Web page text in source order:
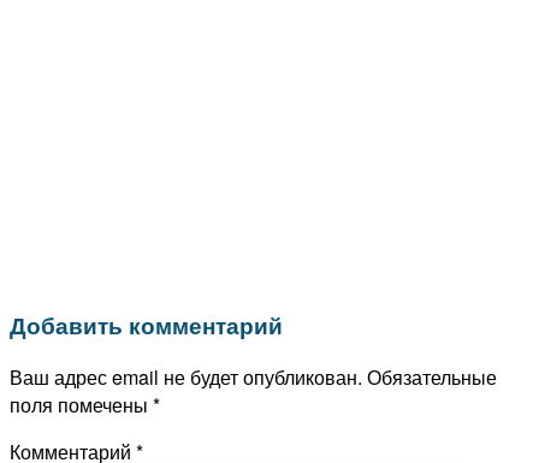
Добавить комментарий
Ваш адрес email не будет опубликован. Обязательные
поля помечены *
Комментарий *